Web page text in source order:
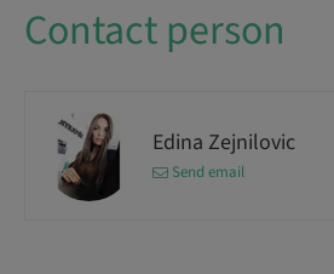
Contact person
Edina Zejnilovic
Send email